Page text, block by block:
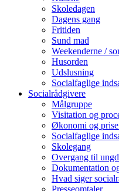
Skoledagen
Dagens gang
Fritiden
Sund mad
Weekenderne /
Husorden
Udslusning
Socialfaglige
Socialrådgivere
Målgruppe
Visitation og
Økonomi og
Socialfaglige
Skolegang
Overgang til
Dokumentation
Hvad siger
Presseomtaler